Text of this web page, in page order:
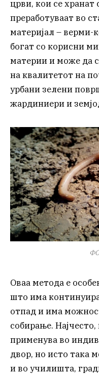
црви, кои се хранат
преработуваат во
материјал – верми-
богат со корисни
материи и може да
на квалитетот на
урбани зелени
жардиниери и
Оваа метода е
што има
отпад и има
собирање.
применува во
двор, но исто така
и во училишта,